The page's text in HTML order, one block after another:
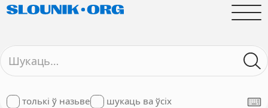
толькі ў назьве шукаць ва ўсіх